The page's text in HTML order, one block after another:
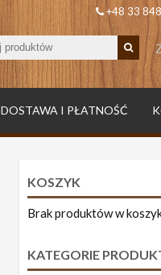
+48 33
DOSTAWA I PŁATNOŚĆ
KOSZYK
Brak produktów w
KATEGORIE